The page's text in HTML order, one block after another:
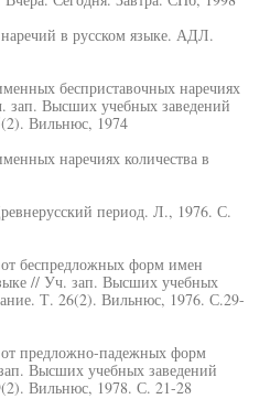
в русском языке. АДЛ.
бесприставочных наречиях
зап. Высших учебных заведений
Вильнюс, 1974
наречиях количества в
период. Л., 1976. С.
беспредложных форм имен
// Уч. зап. Высших учебных
Т. 26(2). Вильнюс, 1976. С.29-
предложно-падежных форм
Высших учебных заведений
Вильнюс, 1978. С. 21-28